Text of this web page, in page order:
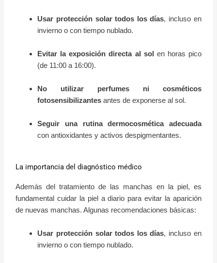
Usar protección solar todos los días, incluso en
invierno o con tiempo nublado.
Evitar la exposición directa al sol en horas pico
(de 11:00 a 16:00).
No utilizar perfumes ni cosméticos
fotosensibilizantes antes de exponerse al sol.
Seguir una rutina dermocosmética adecuada
con antioxidantes y activos despigmentantes.
La importancia del diagnóstico médico
Además del tratamiento de las manchas en la piel, es
fundamental cuidar la piel a diario para evitar la aparición
de nuevas manchas. Algunas recomendaciones básicas:
Usar protección solar todos los días, incluso en
invierno o con tiempo nublado.